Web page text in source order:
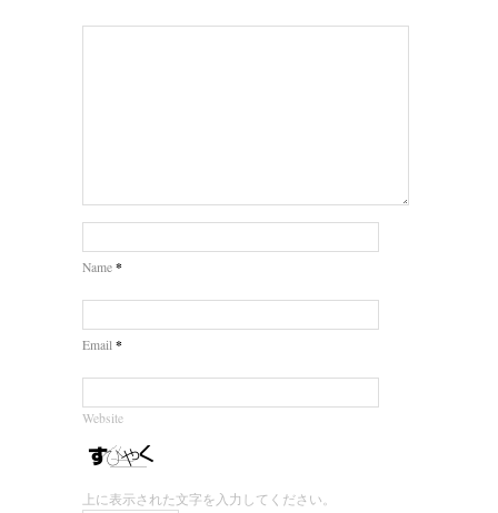
Name *
Email *
Website
上に表示された文字を入力してください。